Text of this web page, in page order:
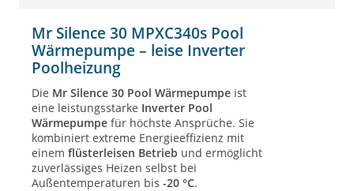
Mr Silence 30 MPXC340s Pool
Wärmepumpe – leise Inverter
Poolheizung
Die Mr Silence 30 Pool Wärmepumpe ist
eine leistungsstarke Inverter Pool
Wärmepumpe für höchste Ansprüche. Sie
kombiniert extreme Energieeffizienz mit
einem flüsterleisen Betrieb und ermöglicht
zuverlässiges Heizen selbst bei
Außentemperaturen bis -20 °C.